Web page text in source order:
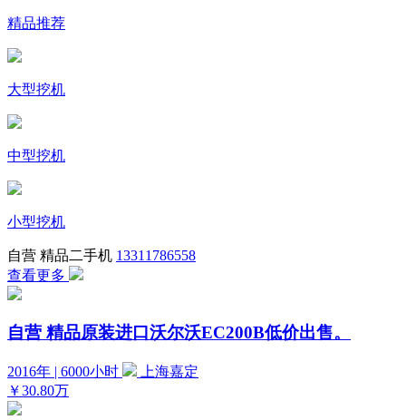
精品推荐
大型挖机
中型挖机
小型挖机
自营 精品二手机 13311786558
查看更多
自营 精品原装进口沃尔沃EC200B低价出售。
2016年 | 6000小时
上海嘉定
￥30.80万